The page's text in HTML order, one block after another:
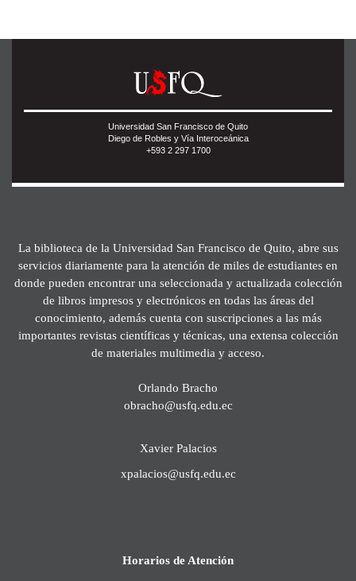
Universidad San Francisco de Quito
Diego de Robles y Vía Interoceánica
+593 2 297 1700
La biblioteca de la Universidad San Francisco de Quito, abre sus
servicios diariamente para la atención de miles de estudiantes en
donde pueden encontrar una seleccionada y actualizada colección
de libros impresos y electrónicos en todas las áreas del
conocimiento, además cuenta con suscripciones a las más
importantes revistas científicas y técnicas, una extensa colección
de materiales multimedia y acceso.
Orlando Bracho
obracho@usfq.edu.ec
Xavier Palacios
xpalacios@usfq.edu.ec
Horarios de Atención